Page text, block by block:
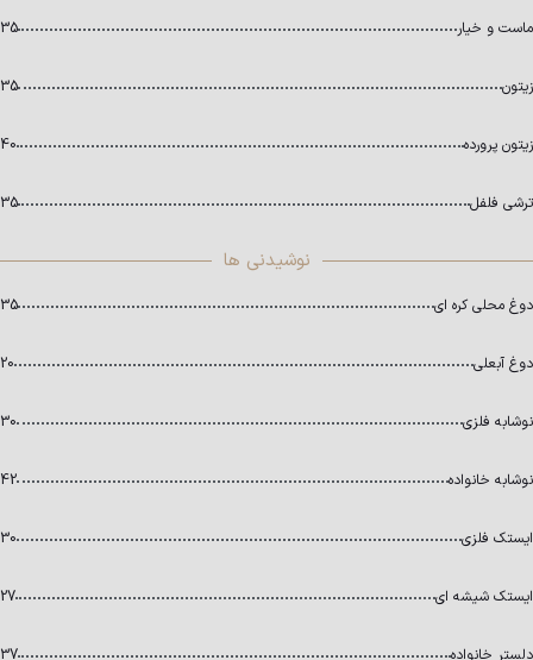
ماست و خیار 35
زیتون 35
زیتون پرورده 40
ترشی فلفل 35
نوشیدنی ها
دوغ محلی کره ای 35
دوغ آبعلی 20
نوشابه فلزی 30
نوشابه خانواده 42
ایستک فلزی 30
ایستک شیشه ای 27
دلستر خانواده 37